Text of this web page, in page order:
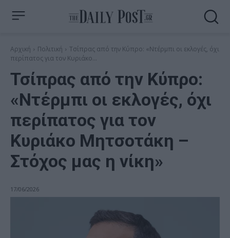
Αρχική Πολιτική
Τσίπρας από την Κύπρο: «Ντέρμπι οι εκλογές, όχι
περίπατος για τον Κυριάκο...
Τσίπρας από την Κύπρο:
«Ντέρμπι οι εκλογές, όχι
περίπατος για τον
Κυριάκο Μητσοτάκη –
Στόχος μας η νίκη»
17/06/2026